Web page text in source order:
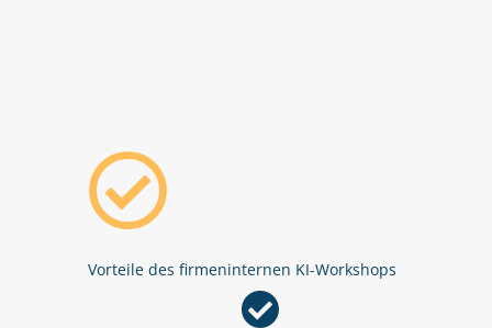
Vorteile des firmeninternen KI-Workshops